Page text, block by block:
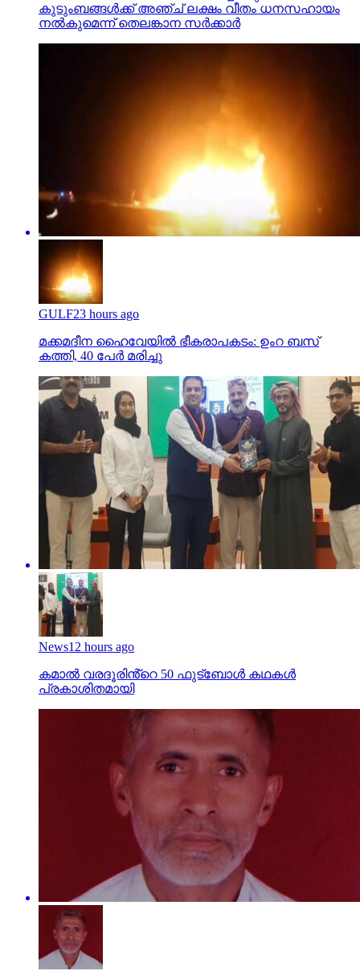
കുടുംബങ്ങള്‍ക്ക് അഞ്ച് ലക്ഷം വീതം ധനസഹായം
നല്‍കുമെന്ന് തെലങ്കാന സര്‍ക്കാര്‍
GULF23 hours ago
മക്കമദീന ഹൈവേയില്‍ ഭീകരാപകടം: ഉംറ ബസ്
കത്തി, 40 പേര്‍ മരിച്ചു
News12 hours ago
കമാൽ വരദൂരിൻ്റെ 50 ഫുട്ബോൾ കഥകൾ
പ്രകാശിതമായി